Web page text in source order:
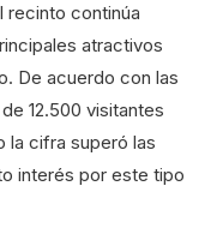
recinto continúa
atractivos
De acuerdo con las
12.500 visitantes
la cifra superó las
interés por este tipo